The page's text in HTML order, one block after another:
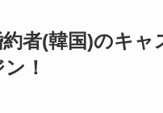
者(韓国)のキ
！